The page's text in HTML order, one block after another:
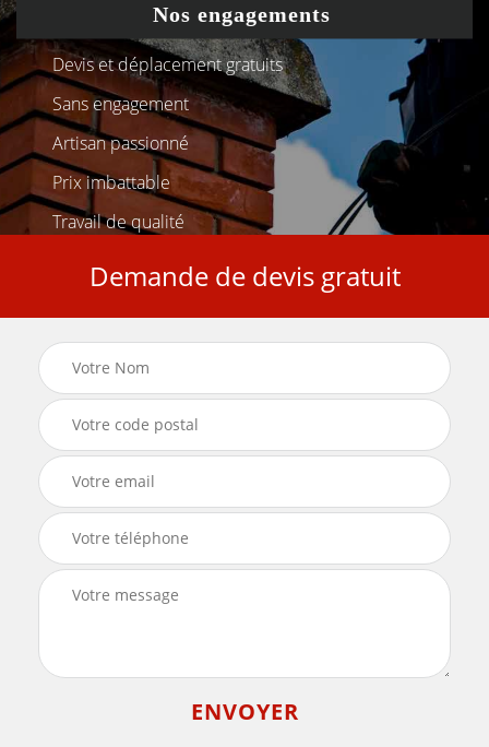
Nos engagements
Devis et déplacement gratuits
Sans engagement
Artisan passionné
Prix imbattable
Travail de qualité
Demande de devis gratuit